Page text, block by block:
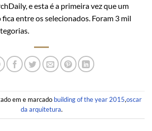
e esta é a primeira vez que um
entre os selecionados. Foram 3 mil
em e marcado building of the year 2015,oscar
da arquitetura.